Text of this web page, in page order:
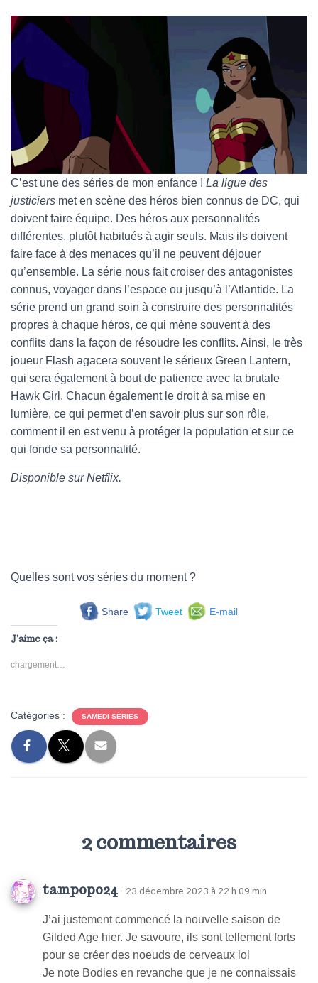
C’est une des séries de mon enfance ! La ligue des
justiciers met en scène des héros bien connus de DC, qui
doivent faire équipe. Des héros aux personnalités
différentes, plutôt habitués à agir seuls. Mais ils doivent
faire face à des menaces qu’il ne peuvent déjouer
qu’ensemble. La série nous fait croiser des antagonistes
connus, voyager dans l’espace ou jusqu’à l’Atlantide. La
série prend un grand soin à construire des personnalités
propres à chaque héros, ce qui mène souvent à des
conflits dans la façon de résoudre les conflits. Ainsi, le très
joueur Flash agacera souvent le sérieux Green Lantern,
qui sera également à bout de patience avec la brutale
Hawk Girl. Chacun également le droit à sa mise en
lumière, ce qui permet d’en savoir plus sur son rôle,
comment il en est venu à protéger la population et sur ce
qui fonde sa personnalité.
Disponible sur Netflix.
Quelles sont vos séries du moment ?
Share Tweet E-mail
J’aime ça :
chargement…
Catégories : SAMEDI SÉRIES
2 commentaires
tampopo24 · 23 décembre 2023 à 22 h 09 min
J’ai justement commencé la nouvelle saison de
Gilded Age hier. Je savoure, ils sont tellement forts
pour se créer des noeuds de cerveaux lol
Je note Bodies en revanche que je ne connaissais